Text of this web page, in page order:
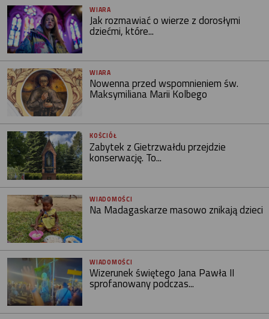
WIARA
Jak rozmawiać o wierze z dorosłymi
dziećmi, które...
WIARA
Nowenna przed wspomnieniem św.
Maksymiliana Marii Kolbego
KOŚCIÓŁ
Zabytek z Gietrzwałdu przejdzie
konserwację. To...
WIADOMOŚCI
Na Madagaskarze masowo znikają dzieci
WIADOMOŚCI
Wizerunek świętego Jana Pawła II
sprofanowany podczas...